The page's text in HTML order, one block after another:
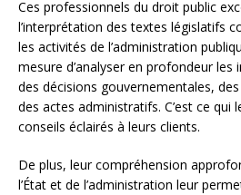
Ces professionnels du droit public
l’interprétation des textes législatifs
les activités de l’administration
mesure d’analyser en profondeur les
des décisions gouvernementales,
des actes administratifs. C’est ce qui
conseils éclairés à leurs clients.
De plus, leur compréhension
l’État et de l’administration leur